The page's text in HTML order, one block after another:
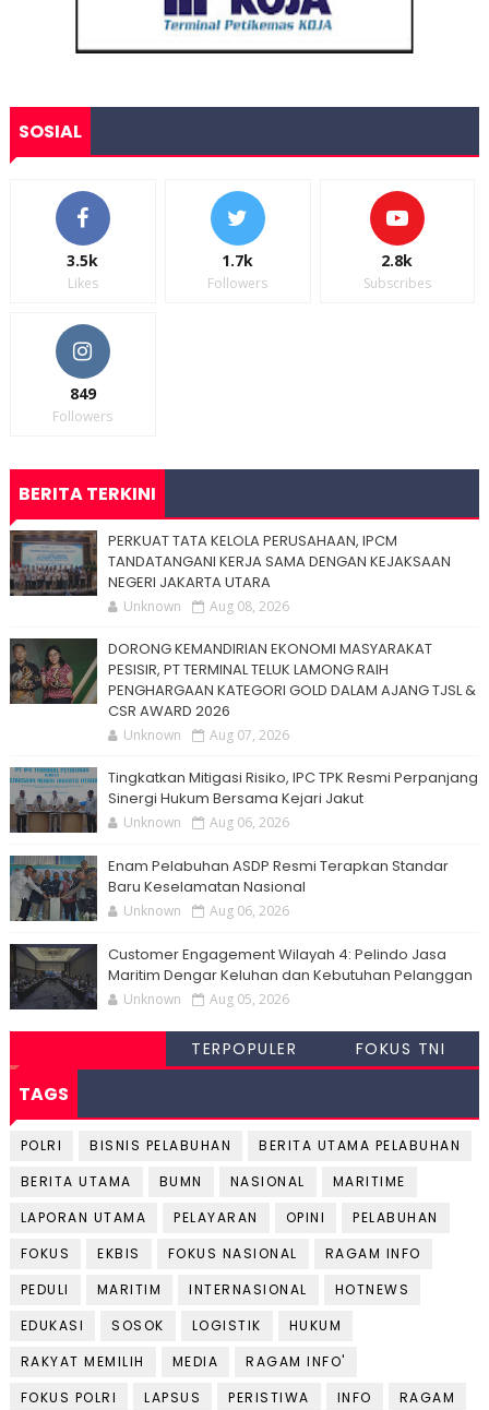
SOSIAL
3.5k
Likes
1.7k
Followers
2.8k
Subscribes
849
Followers
BERITA TERKINI
PERKUAT TATA KELOLA PERUSAHAAN, IPCM
TANDATANGANI KERJA SAMA DENGAN KEJAKSAAN
NEGERI JAKARTA UTARA
Unknown Aug 08, 2026
DORONG KEMANDIRIAN EKONOMI MASYARAKAT
PESISIR, PT TERMINAL TELUK LAMONG RAIH
PENGHARGAAN KATEGORI GOLD DALAM AJANG TJSL &
CSR AWARD 2026
Unknown Aug 07, 2026
Tingkatkan Mitigasi Risiko, IPC TPK Resmi Perpanjang
Sinergi Hukum Bersama Kejari Jakut
Unknown Aug 06, 2026
Enam Pelabuhan ASDP Resmi Terapkan Standar
Baru Keselamatan Nasional
Unknown Aug 06, 2026
Customer Engagement Wilayah 4: Pelindo Jasa
Maritim Dengar Keluhan dan Kebutuhan Pelanggan
Unknown Aug 05, 2026
TERPOPULER FOKUS TNI
TAGS
POLRI BISNIS PELABUHAN
BERITA UTAMA PELABUHAN
BERITA UTAMA
BUMN NASIONAL
MARITIME
LAPORAN UTAMA
PELAYARAN OPINI
PELABUHAN
FOKUS
EKBIS FOKUS NASIONAL
RAGAM INFO
PEDULI
MARITIM INTERNASIONAL
HOTNEWS
EDUKASI
SOSOK LOGISTIK
HUKUM
RAKYAT MEMILIH
MEDIA
RAGAM INFO'
FOKUS POLRI
LAPSUS PERISTIWA INFO
RAGAM